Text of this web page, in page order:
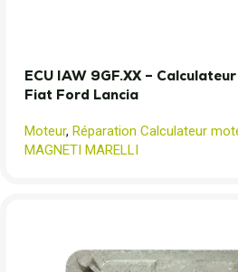
ECU IAW 9GF.XX –
Fiat Ford Lancia
Moteur, Réparation Calculateur
MAGNETI MARELLI